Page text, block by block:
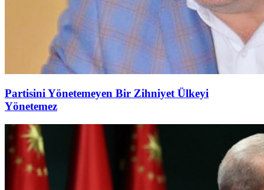
Partisini Yönetemeyen Bir Zihniyet Ülkeyi
Yönetemez